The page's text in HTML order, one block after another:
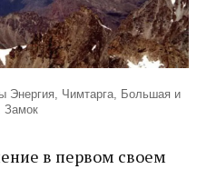
Энергия, Чимтарга, Большая и
Замок
в первом своем